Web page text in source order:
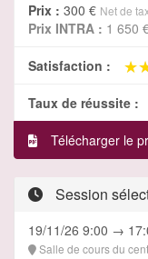
Prix : 300 € Net de
Prix INTRA : 1 650
Satisfaction :
Taux de réussite :
Télécharger le
Session
19/11/26 9:00 →
Salle de cours du